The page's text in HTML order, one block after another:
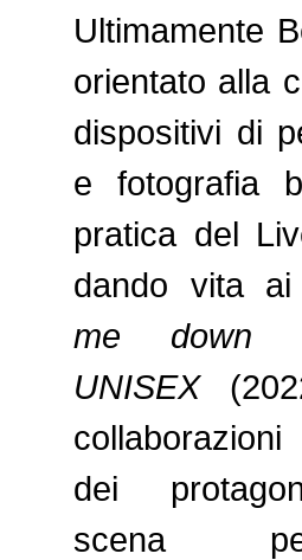
Ultimamente
orientato alla
dispositivi di
e fotografia
pratica del
dando vita
me down
UNISEX
dei
scena